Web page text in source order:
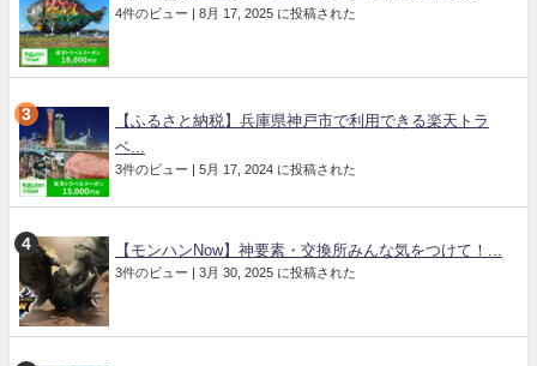
4件のビュー | 8月 17, 2025 に投稿された
【ふるさと納税】兵庫県神戸市で利用できる楽天トラ
ベ...
3件のビュー | 5月 17, 2024 に投稿された
【モンハンNow】神要素・交換所みんな気をつけて！...
3件のビュー | 3月 30, 2025 に投稿された